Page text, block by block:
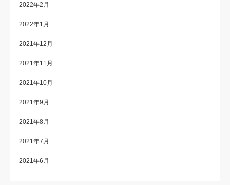
2022年2月
2022年1月
2021年12月
2021年11月
2021年10月
2021年9月
2021年8月
2021年7月
2021年6月